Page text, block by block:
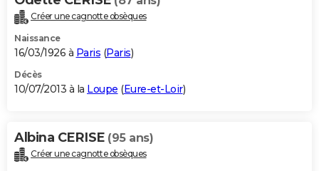
Créer une cagnotte obsèques
Naissance
16/03/1926 à Paris (Paris)
Décès
10/07/2013 à la Loupe (Eure-et-Loir)
Albina CERISE (95 ans)
Créer une cagnotte obsèques